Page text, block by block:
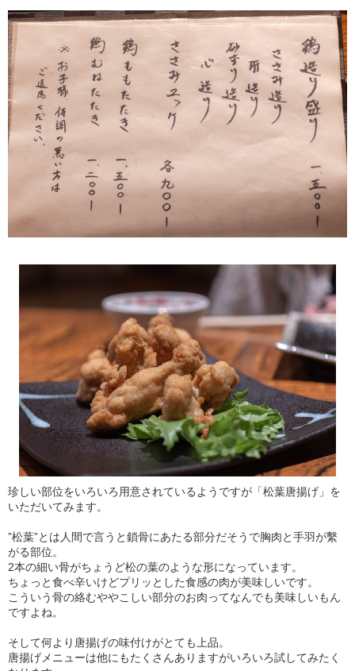
珍しい部位をいろいろ用意されているようですが「松葉唐揚げ」を
いただいてみます。
”松葉”とは人間で言うと鎖骨にあたる部分だそうで胸肉と手羽が繫
がる部位。
2本の細い骨がちょうど松の葉のような形になっています。
ちょっと食べ辛いけどプリッとした食感の肉が美味しいです。
こういう骨の絡むややこしい部分のお肉ってなんでも美味しいもん
ですよね。
そして何より唐揚げの味付けがとても上品。
唐揚げメニューは他にもたくさんありますがいろいろ試してみたく